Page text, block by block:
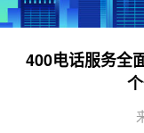
400电话服务全